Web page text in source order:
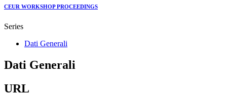
CEUR WORKSHOP PROCEEDINGS
Series
Dati Generali
Dati Generali
URL